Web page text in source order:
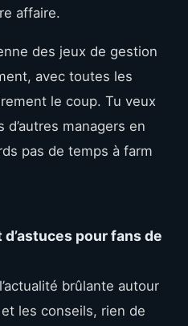
affaire.
des jeux de gestion
avec toutes les
le coup. Tu veux
managers en
pas de temps à farm
pour fans de
brûlante autour
les conseils, rien de